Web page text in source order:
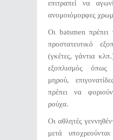
επιτραπεί να
ανομοιόμορφες
Οι batsmen
προστατευτικό
(γκέτες, γάντια
εξοπλισμός όπως
μηρού,
πρέπει να
ρούχα.
Οι αθλητές
μετά